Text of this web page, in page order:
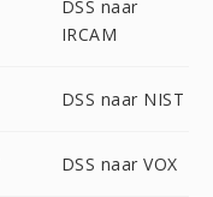
DSS naar
IRCAM
DSS naar NIST
DSS naar VOX